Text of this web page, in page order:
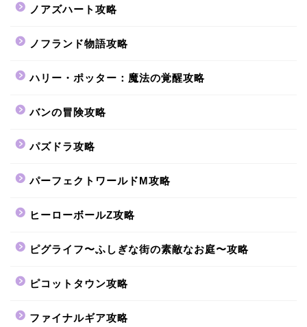
ノアズハート攻略
ノフランド物語攻略
ハリー・ポッター：魔法の覚醒攻略
バンの冒険攻略
パズドラ攻略
パーフェクトワールドM攻略
ヒーローボールZ攻略
ピグライフ〜ふしぎな街の素敵なお庭〜攻略
ピコットタウン攻略
ファイナルギア攻略